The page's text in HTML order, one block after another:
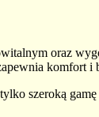
oraz
komfort i
szeroką gamę